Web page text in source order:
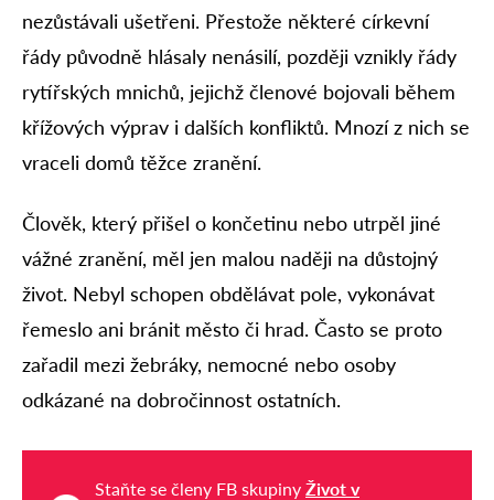
nezůstávali ušetřeni. Přestože některé církevní
řády původně hlásaly nenásilí, později vznikly řády
rytířských mnichů, jejichž členové bojovali během
křížových výprav i dalších konfliktů. Mnozí z nich se
vraceli domů těžce zranění.
Člověk, který přišel o končetinu nebo utrpěl jiné
vážné zranění, měl jen malou naději na důstojný
život. Nebyl schopen obdělávat pole, vykonávat
řemeslo ani bránit město či hrad. Často se proto
zařadil mezi žebráky, nemocné nebo osoby
odkázané na dobročinnost ostatních.
Staňte se členy FB skupiny Život v